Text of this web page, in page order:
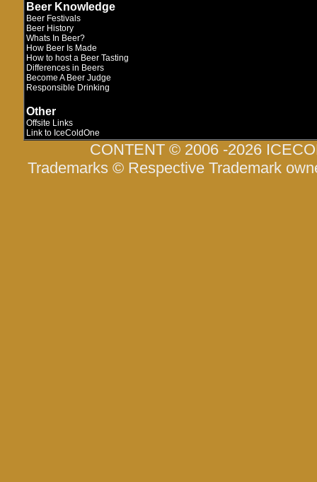
Beer Knowledge
Beer Festivals
Beer History
Whats In Beer?
How Beer Is Made
How to host a Beer Tasting
Differences in Beers
Become A Beer Judge
Responsible Drinking
Other
Offsite Links
Link to IceColdOne
CONTENT © 2006 -2026
Trademarks © Respective Trademark